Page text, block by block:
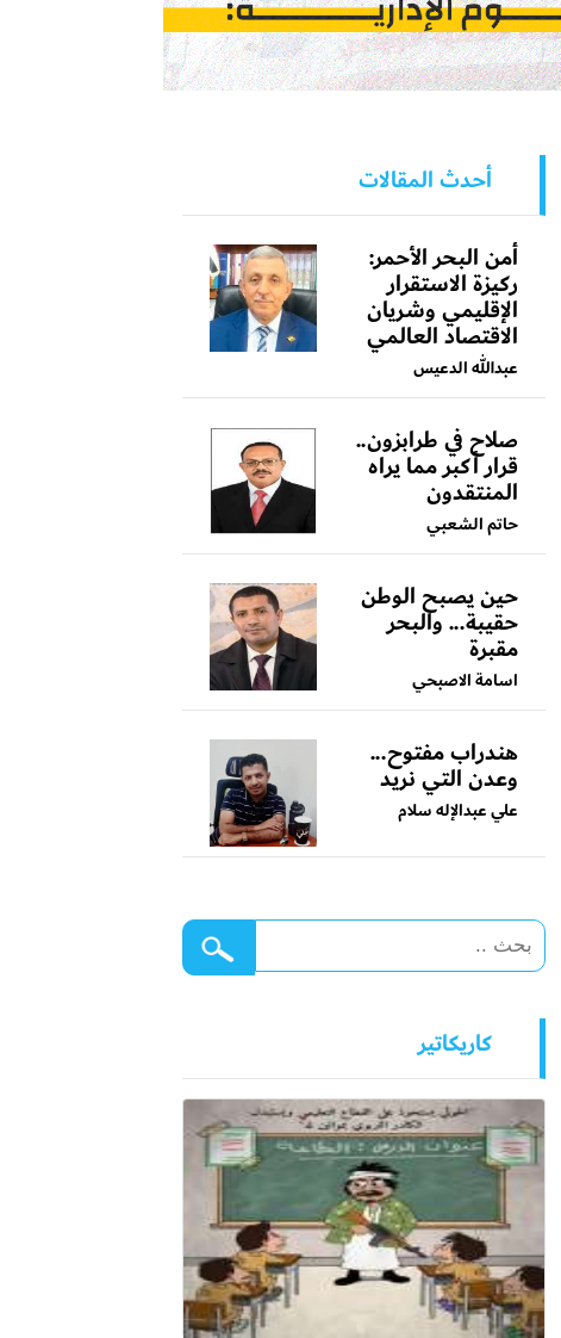
أحدث المقالات
أمن البحر الأحمر:
ركيزة الاستقرار
الإقليمي وشريان
الاقتصاد العالمي
عبدالله الدعيس
صلاح في طرابزون..
قرار أكبر مما يراه
المنتقدون
حاتم الشعبي
حين يصبح الوطن
حقيبة... والبحر
مقبرة
اسامة الاصبحي
هندراب مفتوح...
وعدن التي نريد
علي عبدالإله سلام
كاريكاتير